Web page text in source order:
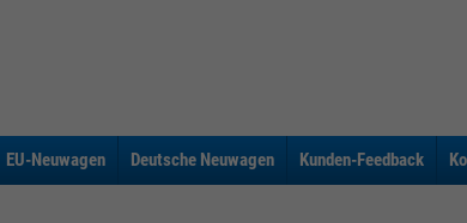
EU-Neuwagen Deutsche Neuwagen Kunden-Feedback